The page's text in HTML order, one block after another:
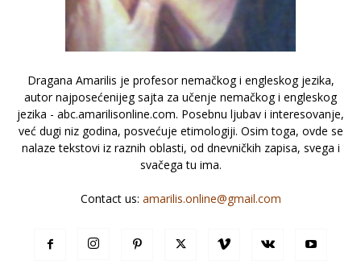
Dragana Amarilis je profesor nemačkog i engleskog jezika,
autor najposećenijeg sajta za učenje nemačkog i engleskog
jezika - abc.amarilisonline.com. Posebnu ljubav i interesovanje,
već dugi niz godina, posvećuje etimologiji. Osim toga, ovde se
nalaze tekstovi iz raznih oblasti, od dnevničkih zapisa, svega i
svačega tu ima.
Contact us: amarilis.online@gmail.com